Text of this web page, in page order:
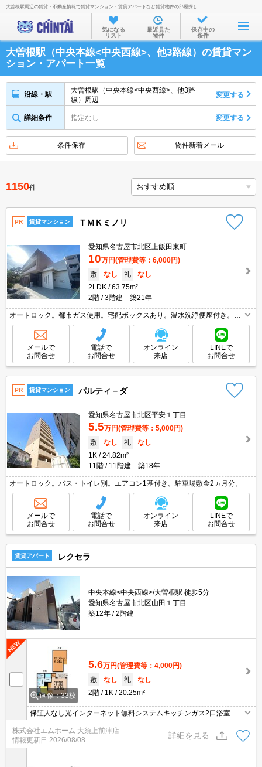
お部屋を探す
沿線・駅から
住所から
家賃相場から
不動産会社から
大曽根駅周辺の賃貸・不動産情報で賃貸マンション・賃貸アパートなど賃貸物件の部屋探し
気になる
リスト
最近見た
物件
保存中の
条件
大曽根駅（中央本線<中央西線>、他3路線）の賃貸マン
ション・アパート一覧
沿線・駅
大曽根駅（中央本線<中央西線>、他3路
線）周辺
変更する
詳細条件 指定なし 変更する
条件保存 物件新着メール
1150件
PR 賃貸マンション ＴＭＫミノリ
愛知県名古屋市北区上飯田東町
10万円(管理費等：6,000円)
敷
なし 礼
なし
2LDK
63.75m²
2階
3階建 築21年
オートロック。都市ガス使用。宅配ボックスあり。温水洗浄便座付き。TV
インターホン付き。ウォークインクローゼット付き。エアコン付き。
メールで
お問合せ
電話で
お問合せ
オンライン
来店
LINEで
お問合せ
PR 賃貸マンション パルティ－ダ
愛知県名古屋市北区平安１丁目
5.5万円(管理費等：5,000円)
敷
なし 礼
なし
1K
24.82m²
11階
11階建 築18年
オートロック。バス・トイレ別。エアコン1基付き。駐車場敷金2ヵ月分。
メールで
お問合せ
電話で
お問合せ
オンライン
来店
LINEで
お問合せ
賃貸アパート レクセラ
中央本線<中央西線>/大曽根駅 徒歩5分
愛知県名古屋市北区山田１丁目
築12年
2階建
画像：33枚
5.6万円(管理費等：4,000円)
敷
なし 礼
なし
2階
1K 20.25m²
保証人なし光インターネット無料システムキッチンガス2口浴室暖
房乾燥機ＴＶドアホン
株式会社エムホーム 大須上前津店
情報更新日 2026/08/08
詳細を見る